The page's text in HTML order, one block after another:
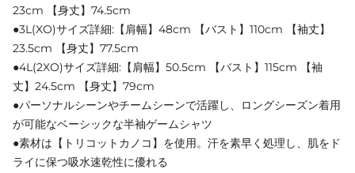
23cm 【身丈】74.5cm
●3L(XO)サイズ詳細:【肩幅】48cm 【バスト】110cm 【袖丈】
23.5cm 【身丈】77.5cm
●4L(2XO)サイズ詳細:【肩幅】50.5cm 【バスト】115cm 【袖
丈】24.5cm 【身丈】79cm
●パーソナルシーンやチームシーンで活躍し、ロングシーズン着用
が可能なベーシックな半袖ゲームシャツ
●素材は【トリコットカノコ】を使用。汗を素早く処理し、肌をド
ライに保つ吸水速乾性に優れる